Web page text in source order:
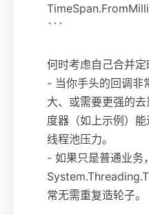
```
何时考虑自己合并定
- 当你手头的回调非
大、或需要更强的
度器（如上示例）
线程池压力。
- 如果只是普通业务，
常无需重复造轮子。